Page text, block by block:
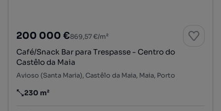
200 000 €869,57 €/m²
Café/Snack Bar para Trespasse - Centro do
Castêlo da Maia
Avioso (Santa Maria), Castêlo da Maia, Maia, Porto
Preço por metro quadrado
230 m²